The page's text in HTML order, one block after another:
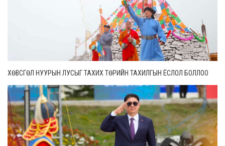
ХӨВСГӨЛ НУУРЫН ЛУСЫГ ТАХИХ ТӨРИЙН ТАХИЛГЫН ЁСЛОЛ БОЛЛОО